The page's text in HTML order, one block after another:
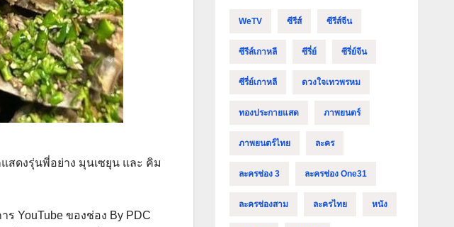
สดงรุ่นพี่อย่าง มุนเซยุน และ คิม
YouTube ของช่อง By PDC
WeTV ซีรีส์ ซีรีส์จีน
ซีรีส์เกาหลี ซีรี่ย์ ซีรี่ย์จีน
ซีรี่ย์เกาหลี ดวงใจเทวพรหม
ทองประกายแสด ภาพยนตร์
ภาพยนตร์ไทย ละคร
ละครช่อง 3 ละครช่อง One31
ละครช่องสาม ละครไทย หนัง